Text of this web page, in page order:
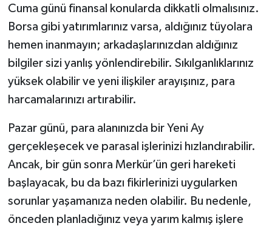
Cuma günü finansal konularda dikkatli olmalısınız.
Borsa gibi yatırımlarınız varsa, aldığınız tüyolara
hemen inanmayın; arkadaşlarınızdan aldığınız
bilgiler sizi yanlış yönlendirebilir. Sıkılganlıklarınız
yüksek olabilir ve yeni ilişkiler arayışınız, para
harcamalarınızı artırabilir.
Pazar günü, para alanınızda bir Yeni Ay
gerçekleşecek ve parasal işlerinizi hızlandırabilir.
Ancak, bir gün sonra Merkür’ün geri hareketi
başlayacak, bu da bazı fikirlerinizi uygularken
sorunlar yaşamanıza neden olabilir. Bu nedenle,
önceden planladığınız veya yarım kalmış işlere